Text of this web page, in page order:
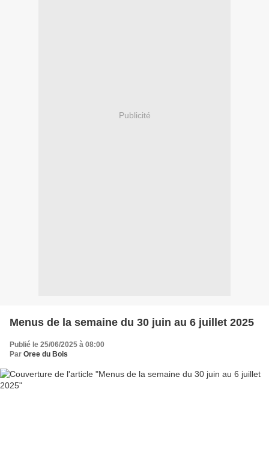
Publicité
Menus de la semaine du 30 juin au 6 juillet 2025
Publié le 25/06/2025 à 08:00
Par Oree du Bois